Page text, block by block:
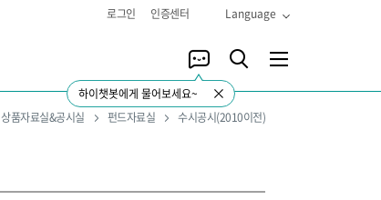
로그인 인증센터 Language
하이챗봇에게 물어보세요~
상품자료실&공시실 펀드자료실 수시공시(2010이전)